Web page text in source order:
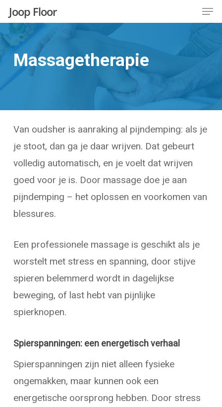
Skip
to
main
content
Joop Floor
Massagetherapie
Van oudsher is aanraking al pijndemping: als je
je stoot, dan ga je daar wrijven. Dat gebeurt
volledig automatisch, en je voelt dat wrijven
goed voor je is. Door massage doe je aan
pijndemping – het oplossen en voorkomen van
blessures.
Een professionele massage is geschikt als je
worstelt met stress en spanning, door stijve
spieren belemmerd wordt in dagelijkse
beweging, of last hebt van pijnlijke
spierknopen.
Spierspanningen: een energetisch verhaal
Spierspanningen zijn niet alleen fysieke
ongemakken, maar kunnen ook een
energetische oorsprong hebben. Door stress
Close